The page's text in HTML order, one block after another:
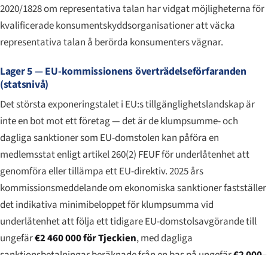
2020/1828 om representativa talan har vidgat möjligheterna för
kvalificerade konsumentskyddsorganisationer att väcka
representativa talan å berörda konsumenters vägnar.
Lager 5 — EU-kommissionens överträdelseförfaranden
(statsnivå)
Det största exponeringstalet i EU:s tillgänglighetslandskap är
inte en bot mot ett företag — det är de klumpsumme- och
dagliga sanktioner som EU-domstolen kan påföra en
medlemsstat enligt artikel 260(2) FEUF för underlåtenhet att
genomföra eller tillämpa ett EU-direktiv. 2025 års
kommissionsmeddelande om ekonomiska sanktioner fastställer
det indikativa minimibeloppet för klumpsumma vid
underlåtenhet att följa ett tidigare EU-domstolsavgörande till
ungefär€2 460 000 för Tjeckien, med dagliga